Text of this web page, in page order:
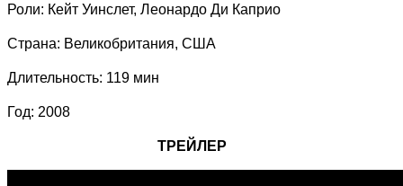
Роли: Кейт Уинслет, Леонардо Ди Каприо
Страна: Великобритания, США
Длительность: 119 мин
Год: 2008
ТРЕЙЛЕР